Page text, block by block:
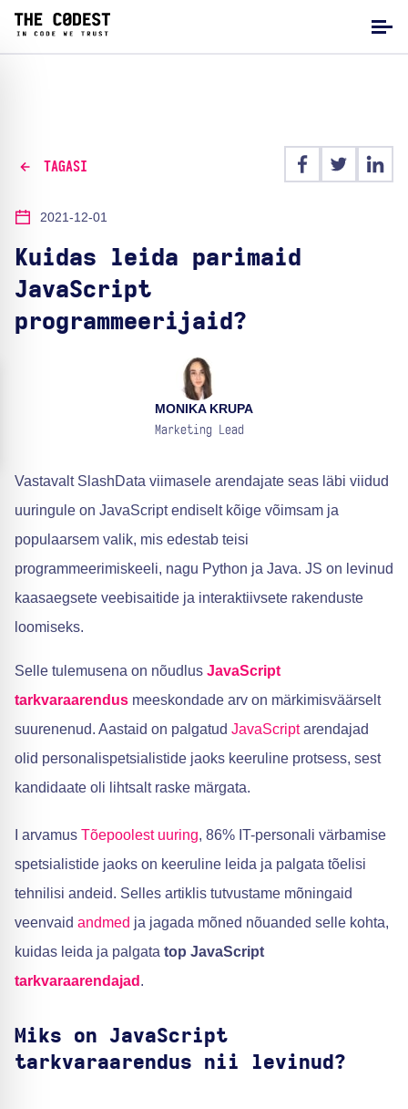
TAGASI
2021-12-01
Kuidas leida parimaid
JavaScript
programmeerijaid?
MONIKA KRUPA
Marketing Lead
Vastavalt SlashData viimasele arendajate seas läbi viidud
uuringule on JavaScript endiselt kõige võimsam ja
populaarsem valik, mis edestab teisi
programmeerimiskeeli, nagu Python ja Java. JS on levinud
kaasaegsete veebisaitide ja interaktiivsete rakenduste
loomiseks.
Selle tulemusena on nõudlus JavaScript
tarkvaraarendus meeskondade arv on märkimisväärselt
suurenenud. Aastaid on palgatud JavaScriptarendajad
olid personalispetsialistide jaoks keeruline protsess, sest
kandidaate oli lihtsalt raske märgata.
I arvamus Tõepoolest uuring, 86% IT-personali värbamise
spetsialistide jaoks on keeruline leida ja palgata tõelisi
tehnilisi andeid. Selles artiklis tutvustame mõningaid
veenvaid andmed ja jagada mõned nõuanded selle kohta,
kuidas leida ja palgata top JavaScript
tarkvaraarendajad .
Miks on JavaScript
tarkvaraarendus nii levinud?